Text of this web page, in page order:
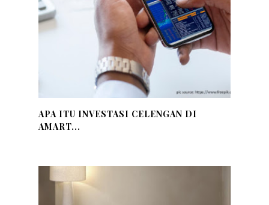
APA ITU INVESTASI CELENGAN DI
AMART...